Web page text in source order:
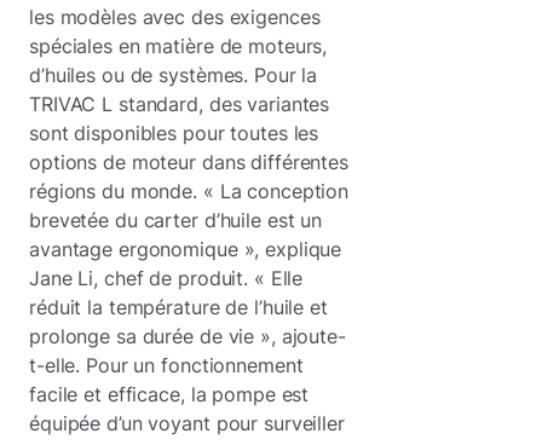
les modèles avec des exigences
spéciales en matière de moteurs,
d’huiles ou de systèmes. Pour la
TRIVAC L standard, des variantes
sont disponibles pour toutes les
options de moteur dans différentes
régions du monde. « La conception
brevetée du carter d’huile est un
avantage ergonomique », explique
Jane Li, chef de produit. « Elle
réduit la température de l’huile et
prolonge sa durée de vie », ajoute-
t-elle. Pour un fonctionnement
facile et efficace, la pompe est
équipée d’un voyant pour surveiller